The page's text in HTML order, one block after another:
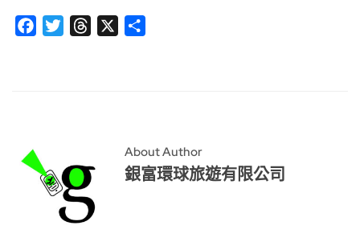
FacebookTwitterThreads
About Author
銀富環球旅遊有限公司